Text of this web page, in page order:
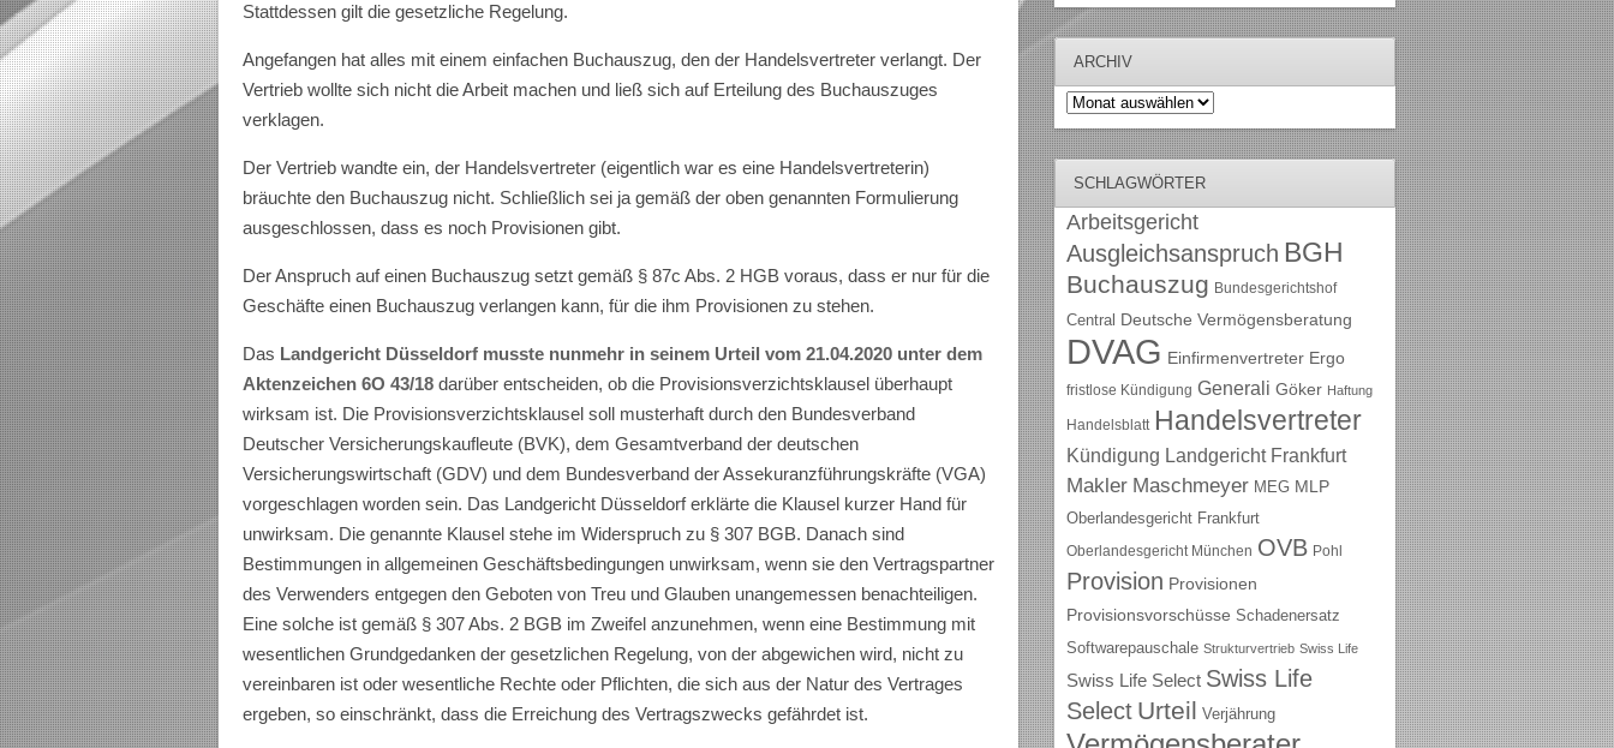
Stattdessen gilt die gesetzliche Regelung.
Angefangen hat alles mit einem einfachen Buchauszug, den der Handelsvertreter verlangt. Der
Vertrieb wollte sich nicht die Arbeit machen und ließ sich auf Erteilung des Buchauszuges
verklagen.
Der Vertrieb wandte ein, der Handelsvertreter (eigentlich war es eine Handelsvertreterin)
bräuchte den Buchauszug nicht. Schließlich sei ja gemäß der oben genannten Formulierung
ausgeschlossen, dass es noch Provisionen gibt.
Der Anspruch auf einen Buchauszug setzt gemäß § 87c Abs. 2 HGB voraus, dass er nur für die
Geschäfte einen Buchauszug verlangen kann, für die ihm Provisionen zu stehen.
Das Landgericht Düsseldorf musste nunmehr in seinem Urteil vom 21.04.2020 unter dem
Aktenzeichen 6O 43/18 darüber entscheiden, ob die Provisionsverzichtsklausel überhaupt
wirksam ist. Die Provisionsverzichtsklausel soll musterhaft durch den Bundesverband
Deutscher Versicherungskaufleute (BVK), dem Gesamtverband der deutschen
Versicherungswirtschaft (GDV) und dem Bundesverband der Assekuranzführungskräfte (VGA)
vorgeschlagen worden sein. Das Landgericht Düsseldorf erklärte die Klausel kurzer Hand für
unwirksam. Die genannte Klausel stehe im Widerspruch zu § 307 BGB. Danach sind
Bestimmungen in allgemeinen Geschäftsbedingungen unwirksam, wenn sie den Vertragspartner
des Verwenders entgegen den Geboten von Treu und Glauben unangemessen benachteiligen.
Eine solche ist gemäß § 307 Abs. 2 BGB im Zweifel anzunehmen, wenn eine Bestimmung mit
wesentlichen Grundgedanken der gesetzlichen Regelung, von der abgewichen wird, nicht zu
vereinbaren ist oder wesentliche Rechte oder Pflichten, die sich aus der Natur des Vertrages
ergeben, so einschränkt, dass die Erreichung des Vertragszwecks gefährdet ist.
ARCHIV
Archiv
SCHLAGWÖRTER
Arbeitsgericht
Ausgleichsanspruch BGH
Buchauszug Bundesgerichtshof
Central Deutsche Vermögensberatung
DVAG Einfirmenvertreter Ergo
fristlose Kündigung Generali Göker Haftung
Handelsblatt Handelsvertreter
Kündigung Landgericht Frankfurt
Makler Maschmeyer MEG MLP
Oberlandesgericht Frankfurt
Oberlandesgericht München OVB Pohl
Provision Provisionen
Provisionsvorschüsse Schadenersatz
Softwarepauschale Strukturvertrieb Swiss Life
Swiss Life Select Swiss Life
Select Urteil Verjährung